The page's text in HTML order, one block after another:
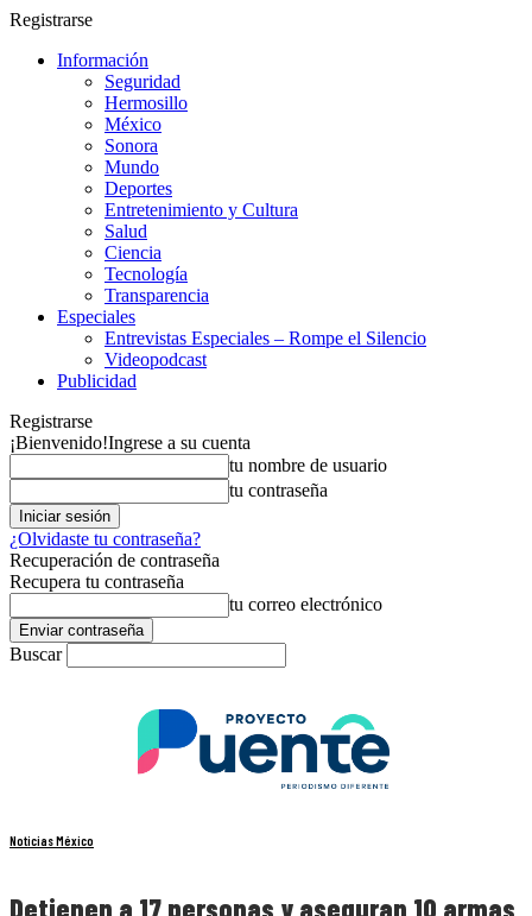
Registrarse
Información
Seguridad
Hermosillo
México
Sonora
Mundo
Deportes
Entretenimiento y Cultura
Salud
Ciencia
Tecnología
Transparencia
Especiales
Entrevistas Especiales – Rompe el Silencio
Videopodcast
Publicidad
Registrarse
¡Bienvenido!Ingrese a su cuenta
tu nombre de usuario
tu contraseña
¿Olvidaste tu contraseña?
Recuperación de contraseña
Recupera tu contraseña
tu correo electrónico
Buscar
Noticias México
Detienen a 17 personas y aseguran 10 armas